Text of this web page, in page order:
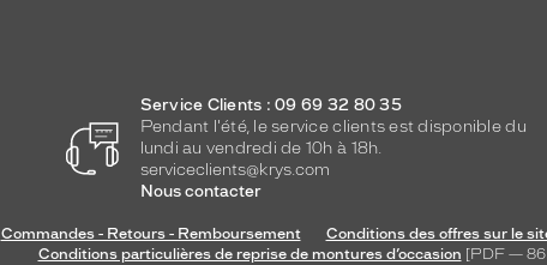
Service Clients : 09 69 32 80 35
Pendant l'été, le service clients est disponible du
lundi au vendredi de 10h à 18h.
serviceclients@krys.com
Nous contacter
Commandes - Retours - Remboursement Conditions des offres sur le
Conditions particulières de reprise de montures d’occasion [PDF — 86